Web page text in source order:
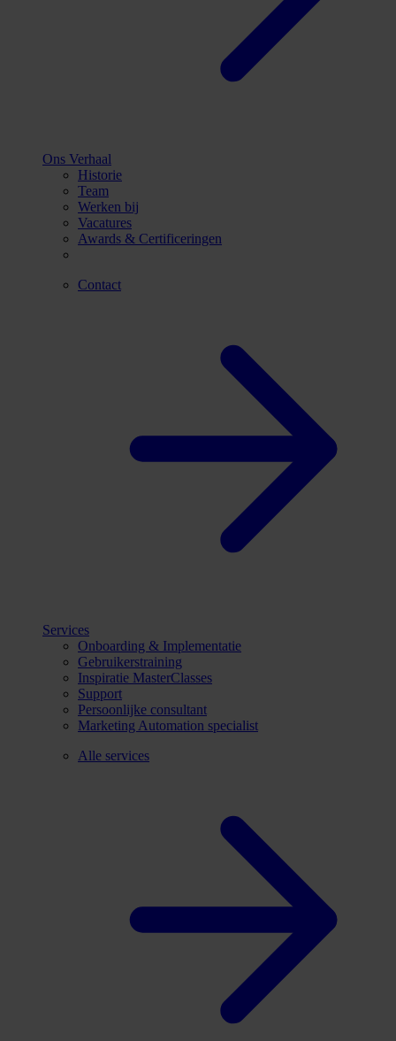
Ons Verhaal
Historie
Team
Werken bij
Vacatures
Awards & Certificeringen
Contact
Services
Onboarding & Implementatie
Gebruikerstraining
Inspiratie MasterClasses
Support
Persoonlijke consultant
Marketing Automation specialist
Alle services